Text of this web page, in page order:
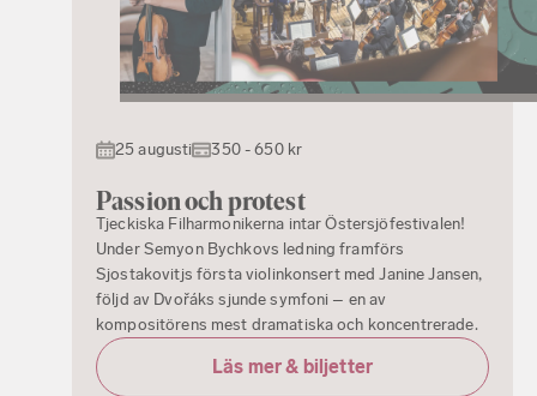
25 augusti 350 - 650 kr
Passion och protest
Tjeckiska Filharmonikerna intar Östersjöfestivalen!
Under Semyon Bychkovs ledning framförs
Sjostakovitjs första violinkonsert med Janine Jansen,
följd av Dvořáks sjunde symfoni – en av
kompositörens mest dramatiska och koncentrerade.
Läs mer & biljetter